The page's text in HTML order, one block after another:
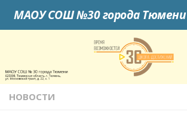
Skip to content
МАОУ СОШ №30 города Тюмени
НОВОСТИ